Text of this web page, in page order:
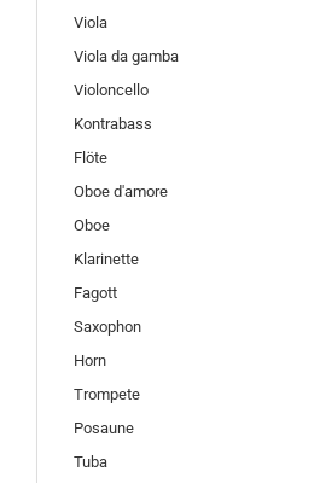
Viola
Viola da gamba
Violoncello
Kontrabass
Flöte
Oboe d'amore
Oboe
Klarinette
Fagott
Saxophon
Horn
Trompete
Posaune
Tuba